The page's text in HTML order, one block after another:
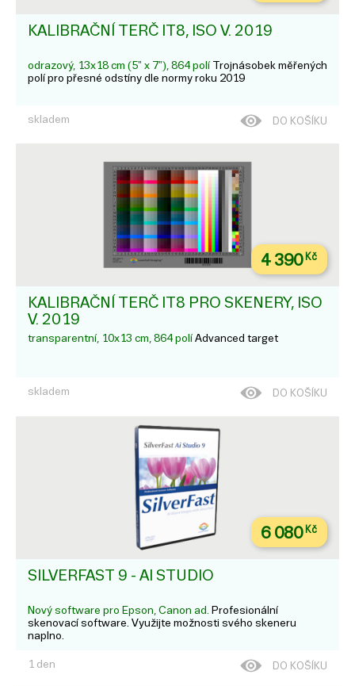
KALIBRAČNÍ TERČ IT8, ISO V. 2019
odrazový, 13x18 cm (5" x 7"), 864 polí Trojnásobek měřených
polí pro přesné odstíny dle normy roku 2019
skladem DO KOŠÍKU
4 390Kč
KALIBRAČNÍ TERČ IT8 PRO SKENERY, ISO
V. 2019
transparentní, 10x13 cm, 864 polí Advanced target
skladem DO KOŠÍKU
6 080Kč
SILVERFAST 9 - AI STUDIO
Nový software pro Epson, Canon ad. Profesionální
skenovací software. Využijte možnosti svého skeneru
naplno.
1 den DO KOŠÍKU